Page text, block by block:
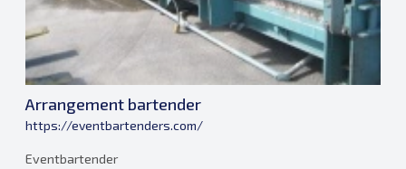
Arrangement bartender
https://eventbartenders.com/
Eventbartender